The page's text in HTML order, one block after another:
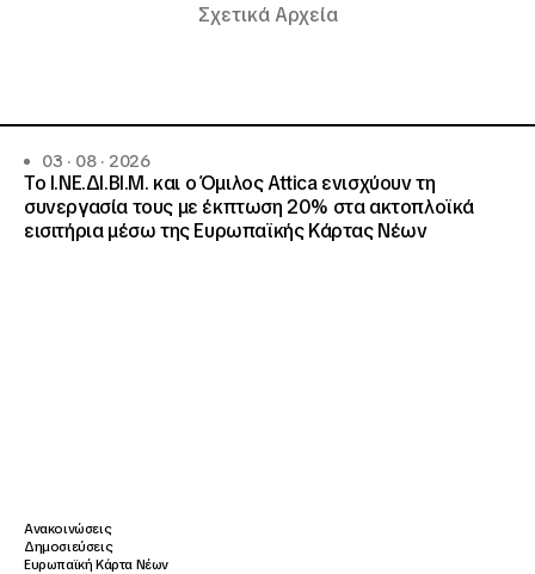
Σχετικά Αρχεία
03 · 08 · 2026
Το Ι.ΝΕ.ΔΙ.ΒΙ.Μ. και o Όμιλος Attica ενισχύουν τη
συνεργασία τους με έκπτωση 20% στα ακτοπλοϊκά
εισιτήρια μέσω της Ευρωπαϊκής Κάρτας Νέων
Ανακοινώσεις
Δημοσιεύσεις
Ευρωπαϊκή Κάρτα Νέων